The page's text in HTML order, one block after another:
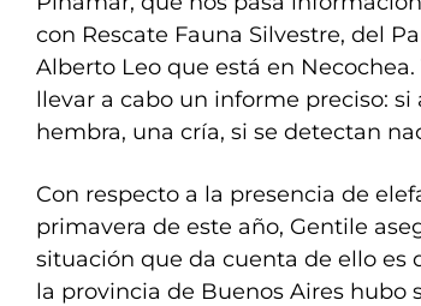
con Rescate Fauna Silvestre, del
Alberto Leo que está en
llevar a cabo un informe preciso:
hembra, una cría, si se detectan
Con respecto a la presencia de
primavera de este año, Gentile
situación que da cuenta de ello es
la provincia de Buenos Aires hubo